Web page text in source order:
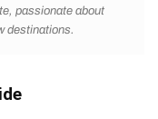
passionate about
destinations.